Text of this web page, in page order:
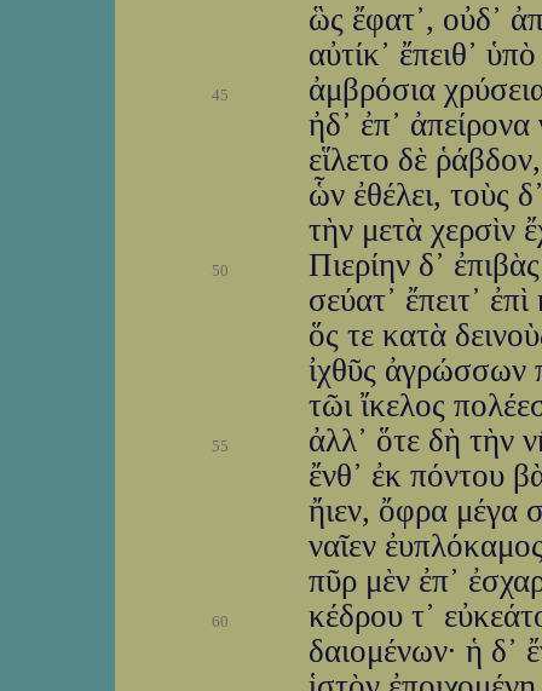
ὣς ἔφατ᾽, οὐδ᾽
αὐτίκ᾽ ἔπειθ᾽
45
ἀμβρόσια
ἠδ᾽ ἐπ᾽
εἵλετο δὲ
ὧν ἐθέλει, τοὺς
τὴν μετὰ χερσὶν
50
Πιερίην δ᾽
σεύατ᾽ ἔπειτ᾽
ὅς τε κατὰ
ἰχθῦς ἀγρώσσων
τῶι ἴκελος
55
ἀλλ᾽ ὅτε δὴ τὴν
ἔνθ᾽ ἐκ πόντου
ἤιεν, ὄφρα μέγα
ναῖεν
πῦρ μὲν ἐπ᾽
60
κέδρου τ᾽
δαιομένων· ἡ δ᾽